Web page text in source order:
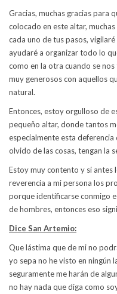
Gracias, muchas gracias para
colocado en este altar,
cada uno de tus pasos,
ayudaré a organizar todo lo
como en la otra cuando se
muy generosos con aquellos
natural.
Entonces, estoy orgulloso de
pequeño altar, donde tantos
especialmente esta
olvido de las cosas, tengan la
Estoy muy contento y si antes
reverencia a mi persona los
porque identificarse conmigo
de hombres, entonces eso
Dice San Artemio:
Que lástima que de mi no
yo sepa no he visto en ningún
seguramente me harán de
no hay nada que diga como